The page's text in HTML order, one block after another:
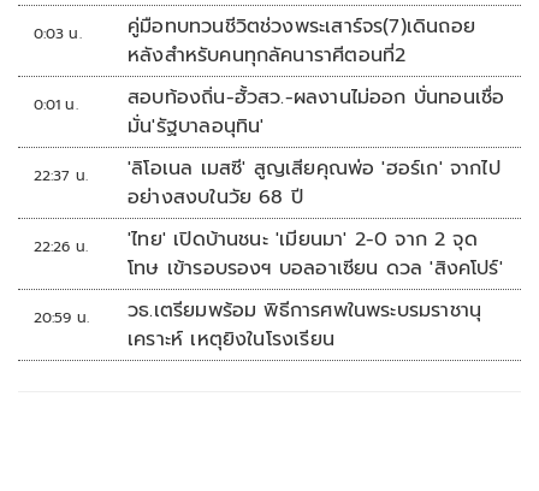
0:03 น.
คู่มือทบทวนชีวิตช่วงพระเสาร์จร(7)เดินถอย
หลังสำหรับคนทุกลัคนาราศีตอนที่2
0:01 น.
สอบท้องถิ่น-ฮั้วสว.-ผลงานไม่ออก บั่นทอนเชื่อ
มั่น'รัฐบาลอนุทิน'
22:37 น.
'ลิโอเนล เมสซี' สูญเสียคุณพ่อ 'ฮอร์เก' จากไป
อย่างสงบในวัย 68 ปี
22:26 น.
'ไทย' เปิดบ้านชนะ 'เมียนมา' 2-0 จาก 2 จุด
โทษ เข้ารอบรองฯ บอลอาเซียน ดวล 'สิงคโปร์'
20:59 น.
วธ.เตรียมพร้อม พิธีการศพในพระบรมราชานุ
เคราะห์ เหตุยิงในโรงเรียน